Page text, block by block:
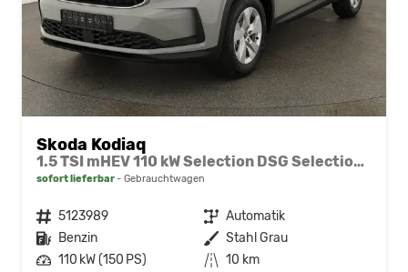
Skoda Kodiaq
1.5 TSI mHEV 110 kW Selection DSG Selection, 7-Sitzer, AHK, Navi, Side, Kamera, Winter, 4 J.- Garantie
sofort lieferbar Gebrauchtwagen
Fahrzeugnr. 5123989 Getriebe Automatik
Kraftstoff Benzin Außenfarbe Stahl Grau
Leistung 110 kW (150 PS) Kilometerstand 10 km